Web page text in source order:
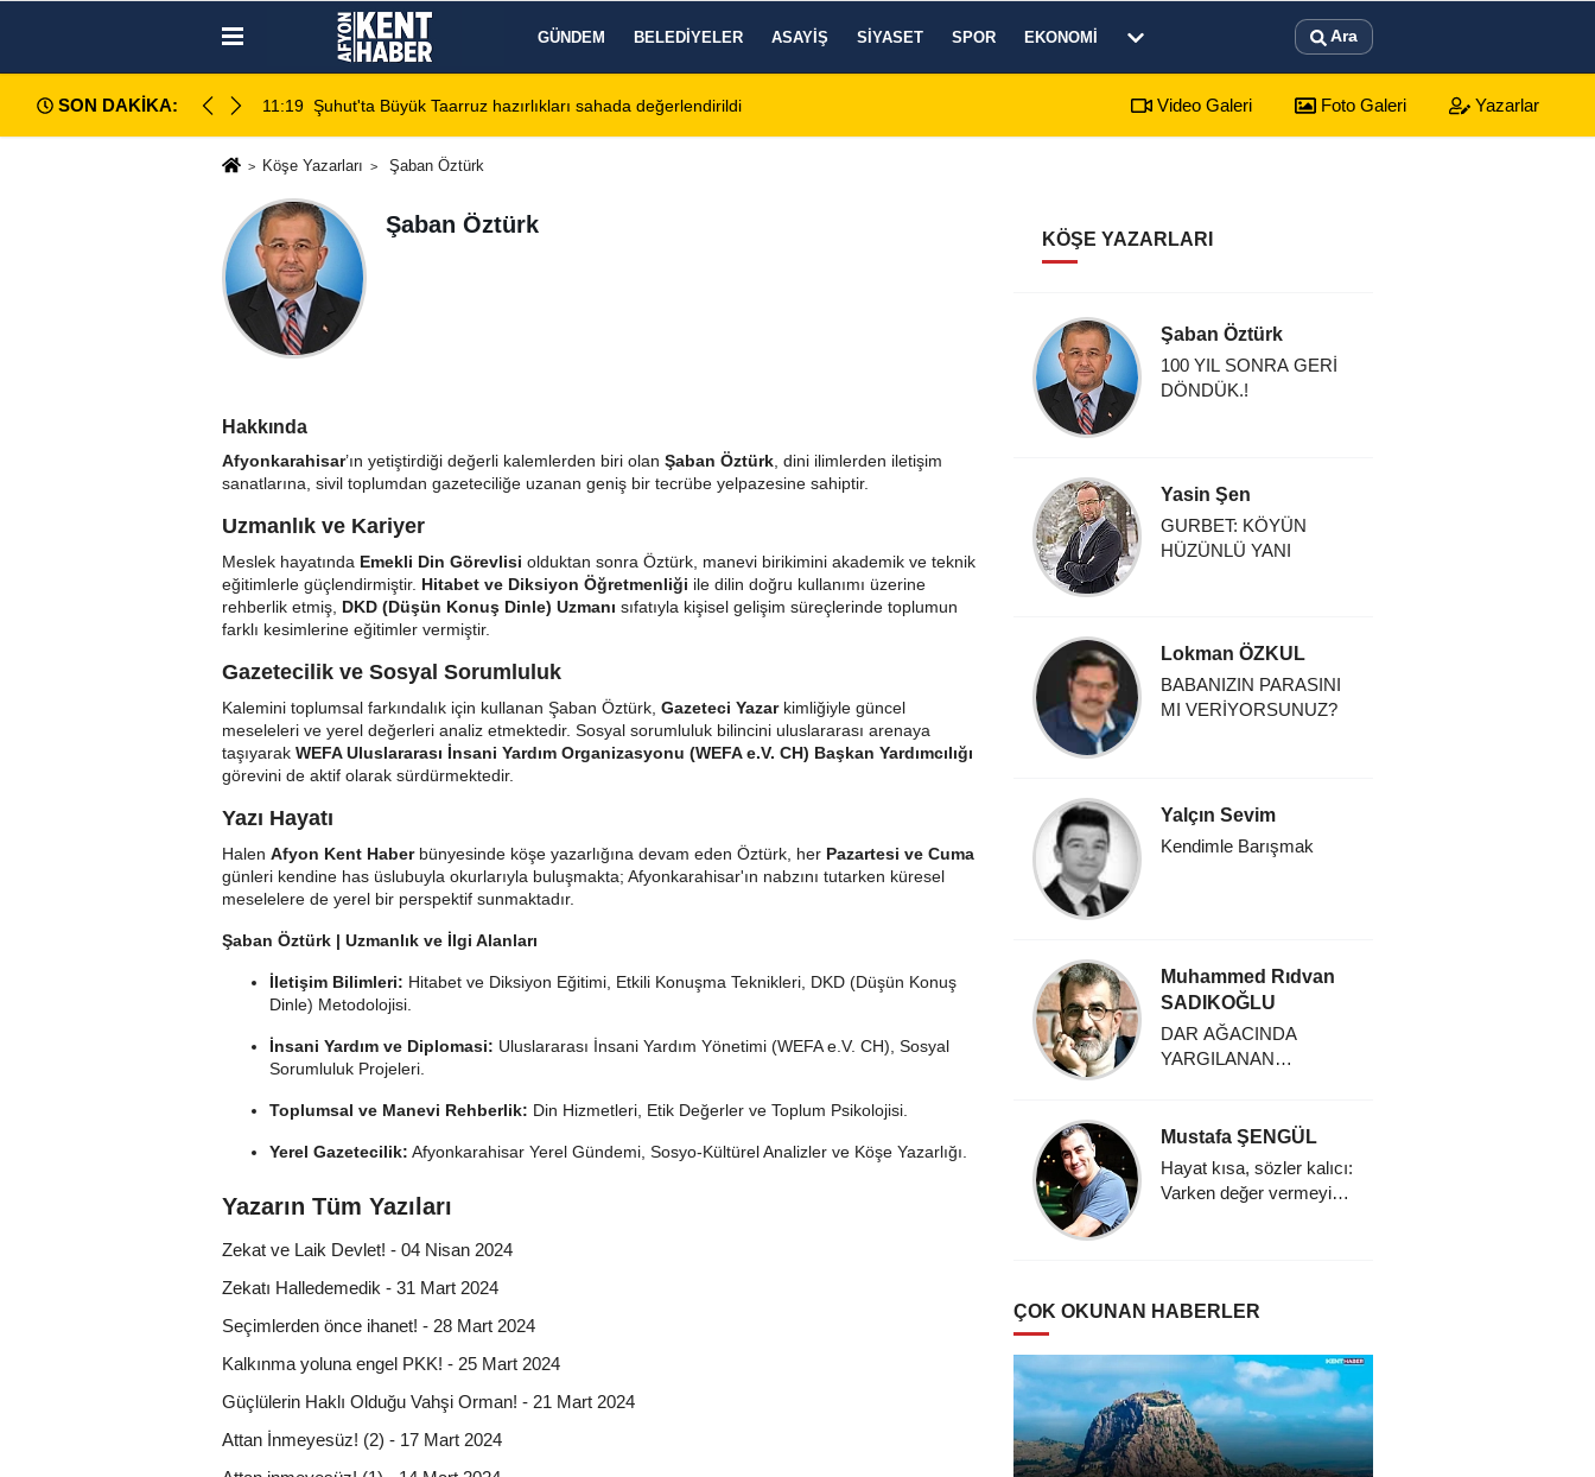
GÜNDEM BELEDIYELER ASAYIŞ SIYASET SPOR EKONOMI Ara
SON DAKİKA:
sahada inceledi 11:19 Şuhut'ta Büyük Taarruz hazırlıkları sahada değerlendirildi Afyon Cenaze İlanları: 7 Ağustos 2026 Cuma Defin Bilgileri Açıklandı 01:31
Video Galeri Foto Galeri Yazarlar
Köşe Yazarları Şaban Öztürk
Şaban Öztürk
Hakkında
Afyonkarahisar’ın yetiştirdiği değerli kalemlerden biri olan Şaban Öztürk, dini ilimlerden iletişim
sanatlarına, sivil toplumdan gazeteciliğe uzanan geniş bir tecrübe yelpazesine sahiptir.
Uzmanlık ve Kariyer
Meslek hayatında Emekli Din Görevlisi olduktan sonra Öztürk, manevi birikimini akademik ve teknik
eğitimlerle güçlendirmiştir. Hitabet ve Diksiyon Öğretmenliği ile dilin doğru kullanımı üzerine
rehberlik etmiş, DKD (Düşün Konuş Dinle) Uzmanı sıfatıyla kişisel gelişim süreçlerinde toplumun
farklı kesimlerine eğitimler vermiştir.
Gazetecilik ve Sosyal Sorumluluk
Kalemini toplumsal farkındalık için kullanan Şaban Öztürk, Gazeteci Yazarkimliğiyle güncel
meseleleri ve yerel değerleri analiz etmektedir. Sosyal sorumluluk bilincini uluslararası arenaya
taşıyarak WEFA Uluslararası İnsani Yardım Organizasyonu (WEFA e.V. CH) Başkan Yardımcılığı
görevini de aktif olarak sürdürmektedir.
Yazı Hayatı
Halen Afyon Kent Haberbünyesinde köşe yazarlığına devam eden Öztürk, her Pazartesi ve Cuma
günleri kendine has üslubuyla okurlarıyla buluşmakta; Afyonkarahisar'ın nabzını tutarken küresel
meselelere de yerel bir perspektif sunmaktadır.
Şaban Öztürk | Uzmanlık ve İlgi Alanları
İletişim Bilimleri: Hitabet ve Diksiyon Eğitimi, Etkili Konuşma Teknikleri, DKD (Düşün Konuş
Dinle) Metodolojisi.
İnsani Yardım ve Diplomasi: Uluslararası İnsani Yardım Yönetimi (WEFA e.V. CH), Sosyal
Sorumluluk Projeleri.
Toplumsal ve Manevi Rehberlik: Din Hizmetleri, Etik Değerler ve Toplum Psikolojisi.
Yerel Gazetecilik: Afyonkarahisar Yerel Gündemi, Sosyo-Kültürel Analizler ve Köşe Yazarlığı.
Yazarın Tüm Yazıları
Zekat ve Laik Devlet! - 04 Nisan 2024
Zekatı Halledemedik - 31 Mart 2024
Seçimlerden önce ihanet! - 28 Mart 2024
Kalkınma yoluna engel PKK! - 25 Mart 2024
Güçlülerin Haklı Olduğu Vahşi Orman! - 21 Mart 2024
Attan İnmeyesüz! (2) - 17 Mart 2024
KÖŞE YAZARLARI
Şaban Öztürk
100 YIL SONRA GERİ
DÖNDÜK.!
Yasin Şen
GURBET: KÖYÜN
HÜZÜNLÜ YANI
Lokman ÖZKUL
BABANIZIN PARASINI
MI VERİYORSUNUZ?
Yalçın Sevim
Kendimle Barışmak
Muhammed Rıdvan
SADIKOĞLU
DAR AĞACINDA
YARGILANAN
Mustafa ŞENGÜL
Hayat kısa, sözler kalıcı:
Varken değer vermeyi
ÇOK OKUNAN HABERLER